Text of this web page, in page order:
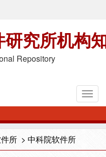
究所机构
Repository
所 > 中科院软件所